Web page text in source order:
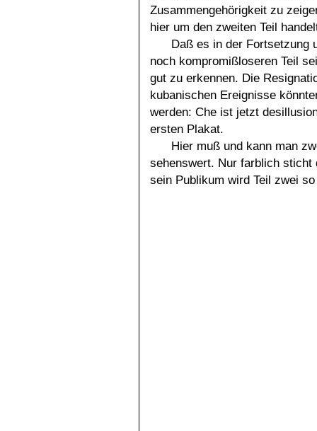
Zusammengehörigkeit zu
hier um den zweiten Teil
Daß es in der Fortsetzung
noch kompromißloseren Teil
gut zu erkennen. Die
kubanischen Ereignisse
werden: Che ist jetzt
ersten Plakat.
Hier muß und kann man
sehenswert. Nur farblich
sein Publikum wird Teil zwei